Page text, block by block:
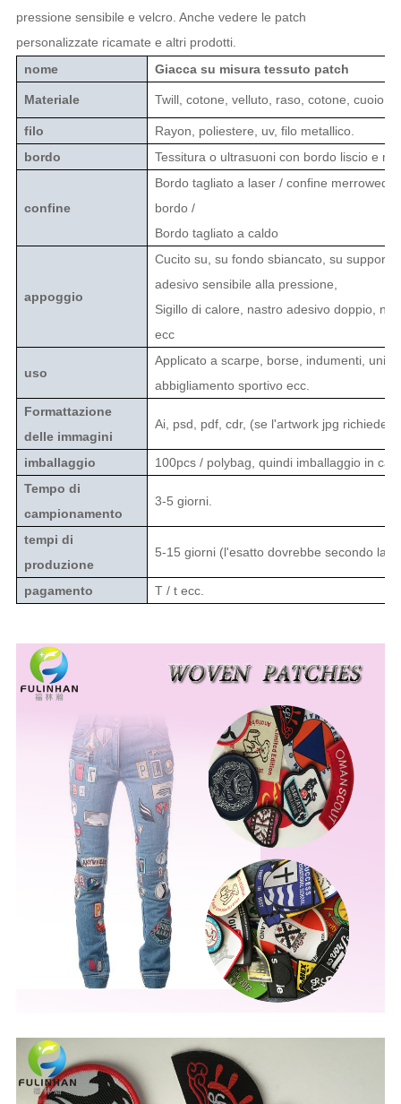
pressione sensibile e velcro. Anche vedere le patch
personalizzate ricamate e altri prodotti.
nome
Giacca su misura tessuto patch
Materiale Twill, cotone, velluto, raso, cotone, cuoio,
filo
Rayon, poliestere, uv, filo metallico.
bordo
Tessitura o ultrasuoni con bordo liscio e
confine
Bordo tagliato a laser / confine merrowed
bordo /
Bordo tagliato a caldo
appoggio
Cucito su, su fondo sbiancato, su
adesivo sensibile alla pressione,
Sigillo di calore, nastro adesivo doppio,
ecc
uso
Applicato a scarpe, borse, indumenti,
abbigliamento sportivo ecc.
Formattazione
delle immagini
Ai, psd, pdf, cdr, (se l'artwork jpg richiede
imballaggio
100pcs / polybag, quindi imballaggio in
Tempo di
campionamento
3-5 giorni.
tempi di
produzione
5-15 giorni (l'esatto dovrebbe secondo la
pagamento T / t ecc.